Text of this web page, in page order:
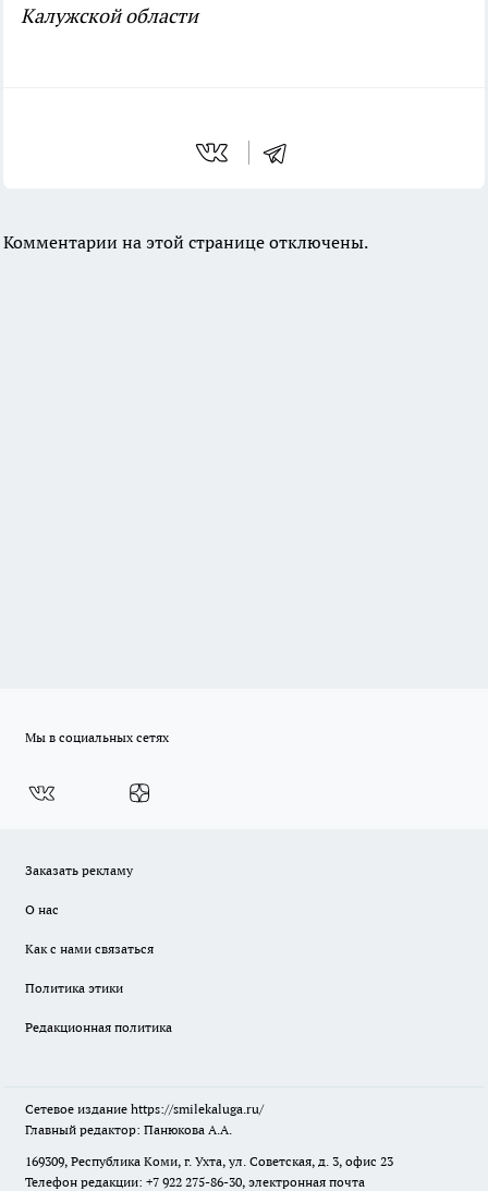
Калужской области
Комментарии на этой странице отключены.
Мы в социальных сетях
Заказать рекламу
О нас
Как с нами связаться
Политика этики
Редакционная политика
Сетевое издание https://smilekaluga.ru/
Главный редактор: Панюкова А.А.
169309, Республика Коми, г. Ухта, ул. Советская, д. 3, офис 23
Телефон редакции: +7 922 275-86-30, электронная почта